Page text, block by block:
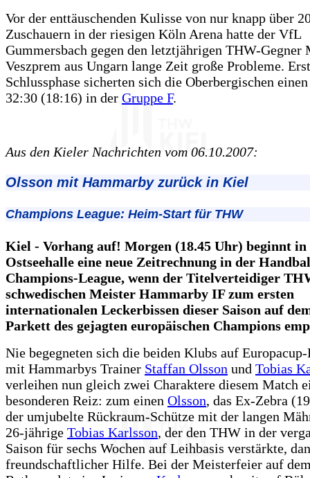
Vor der enttäuschenden Kulisse von nur knapp über
Zuschauern in der riesigen Köln Arena hatte der VfL
Gummersbach gegen den letztjährigen THW-Gegner
Veszprem aus Ungarn lange Zeit große Probleme.
Schlussphase sicherten sich die Oberbergischen
32:30 (18:16) in der Gruppe F.
Aus den Kieler Nachrichten vom 06.10.2007:
Olsson mit Hammarby zurück in Kiel
Champions League: Heim-Start für THW
Kiel - Vorhang auf! Morgen (18.45 Uhr) beginnt in
Ostseehalle eine neue Zeitrechnung in der
Champions-League, wenn der Titelverteidiger
schwedischen Meister Hammarby IF zum ersten
internationalen Leckerbissen dieser Saison auf
Parkett des gejagten europäischen Champions
Nie begegneten sich die beiden Klubs auf
mit Hammarbys Trainer Staffan Olsson und Tobias
verleihen nun gleich zwei Charaktere diesem Match
besonderen Reiz: zum einen Olsson, das Ex-Zebra
der umjubelte Rückraum-Schütze mit der langen
26-jährige Tobias Karlsson, der den THW in der
Saison für sechs Wochen auf Leihbasis verstärkte,
freundschaftlicher Hilfe. Bei der Meisterfeier auf